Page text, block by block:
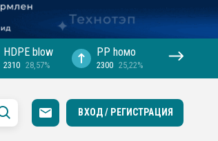
HDPE blow
2310 28,57%
PP hомо
2300 25,22%
ВХОД / РЕГИСТРАЦИЯ